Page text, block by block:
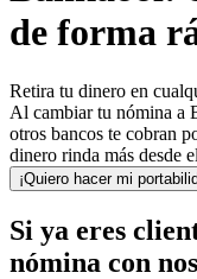
de forma
Retira tu dinero en
Al cambiar tu nómina a
otros bancos te cobran
dinero rinda más desde
¡Quiero hacer mi
Si ya eres
nómina con